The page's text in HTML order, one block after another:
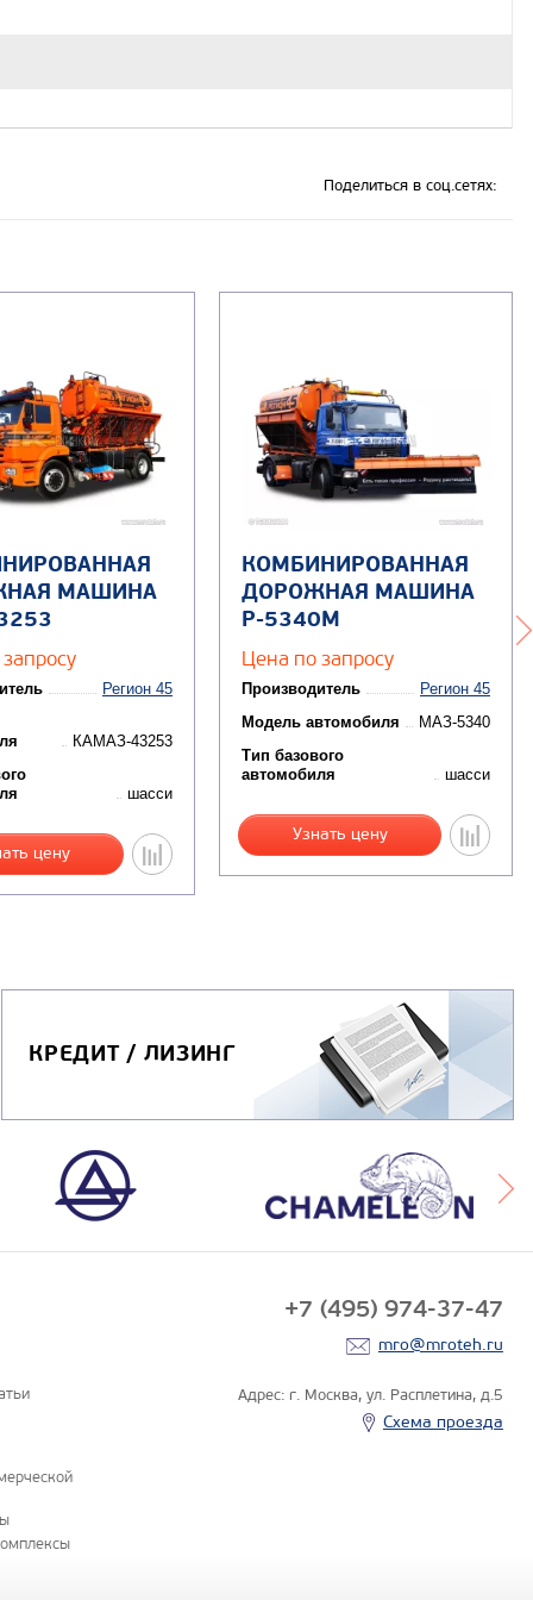
Поделиться в соц.сетях:
МАШИНА
Регион 45
КАМАЗ-43253
шасси
цену
КОМБИНИРОВАННАЯ
ДОРОЖНАЯ МАШИНА
Р-5340М
Цена по запросу
Производитель
Регион 45
Модель автомобиля
МАЗ-5340
Тип базового
автомобиля
шасси
Узнать цену
КРЕДИТ / ЛИЗИНГ
+7 (495) 974-37-47
mro@mroteh.ru
Адрес: г. Москва, ул. Расплетина, д.5
Схема проезда